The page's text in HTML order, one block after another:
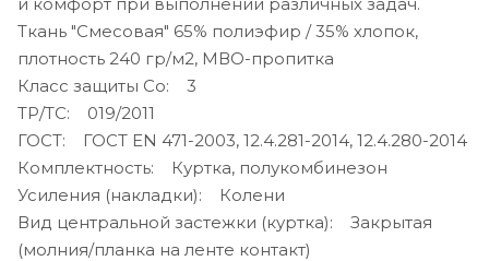
Ткань "Смесовая" 65% полиэфир / 35% хлопок,
плотность 240 гр/м2, МВО-пропитка
Класс защиты Со: 3
ТР/ТС: 019/2011
ГОСТ: ГОСТ EN 471-2003, 12.4.281-2014, 12.4.280-2014
Комплектность: Куртка, полукомбинезон
Усиления (накладки): Колени
Вид центральной застежки (куртка): Закрытая
(молния/планка на ленте контакт)